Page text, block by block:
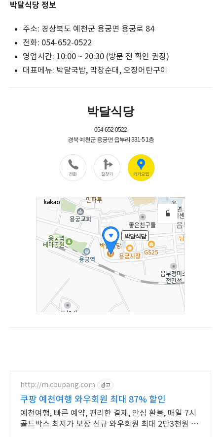
박달식당 정보
주소: 경상북도 예천군 용궁면 용궁로 84
전화: 054-652-0522
영업시간: 10:00 ~ 20:30 (방문 전 확인 권장)
대표메뉴: 박달국밥, 막창순대, 오징어탄구이
http://m.coupang.com 광고
쿠팡 예천여행 와우회원 최대 87% 할인
예천여행, 빠른 예약, 편리한 결제, 안심 환불, 매일 7시
골드박스 최저가 보장 신규 와우회원 최대 2만3천원 쿠